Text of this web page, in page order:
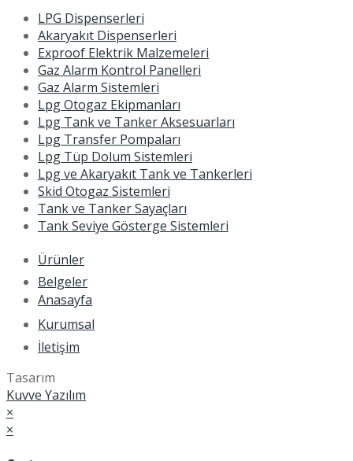
LPG Dispenserleri
Akaryakıt Dispenserleri
Exproof Elektrik Malzemeleri
Gaz Alarm Kontrol Panelleri
Gaz Alarm Sistemleri
Lpg Otogaz Ekipmanları
Lpg Tank ve Tanker Aksesuarları
Lpg Transfer Pompaları
Lpg Tüp Dolum Sistemleri
Lpg ve Akaryakıt Tank ve Tankerleri
Skid Otogaz Sistemleri
Tank ve Tanker Sayaçları
Tank Seviye Gösterge Sistemleri
Ürünler
Belgeler
Anasayfa
Kurumsal
İletişim
Tasarım
Kuvve Yazılım
×
×